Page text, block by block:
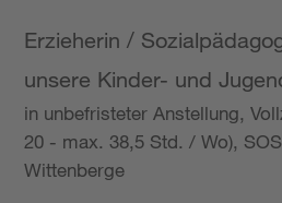
Erzieherin /
unsere Kinder- und
in unbefristeter Anstellung,
20 - max. 38,5 Std. / Wo),
Wittenberge